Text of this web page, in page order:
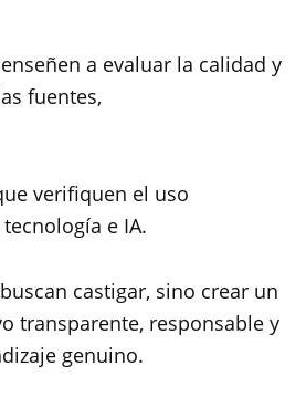
a evaluar la calidad y
fuentes,
verifiquen el uso
e IA.
castigar, sino crear un
transparente, responsable y
genuino.